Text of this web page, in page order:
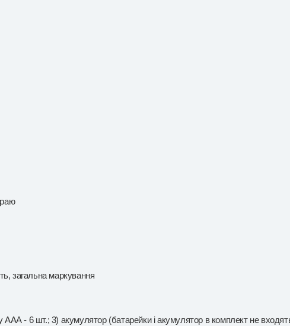
загальна маркування
- 6 шт.; 3) акумулятор (батарейки і акумулятор в комплект не